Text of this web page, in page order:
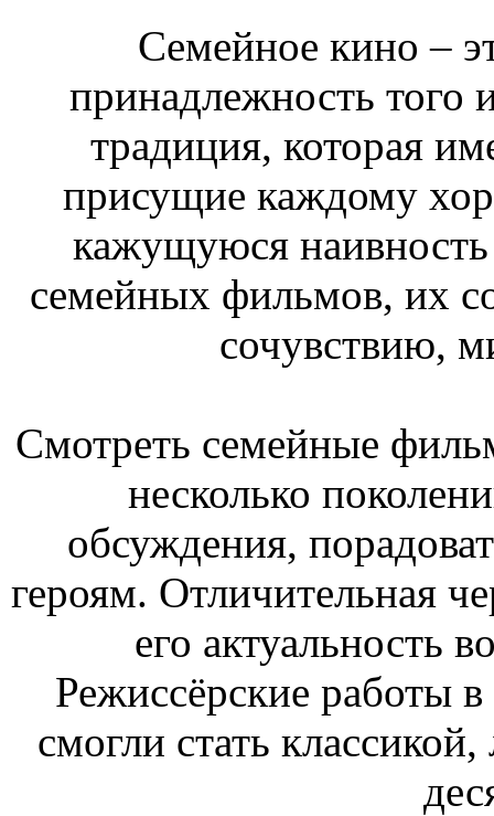
Семейное кино –
принадлежность того
традиция, которая
присущие каждому
кажущуюся
семейных фильмов, их
сочувствию,
Смотреть семейные
несколько
обсуждения,
героям. Отличительная
его актуальность
Режиссёрские работы
смогли стать